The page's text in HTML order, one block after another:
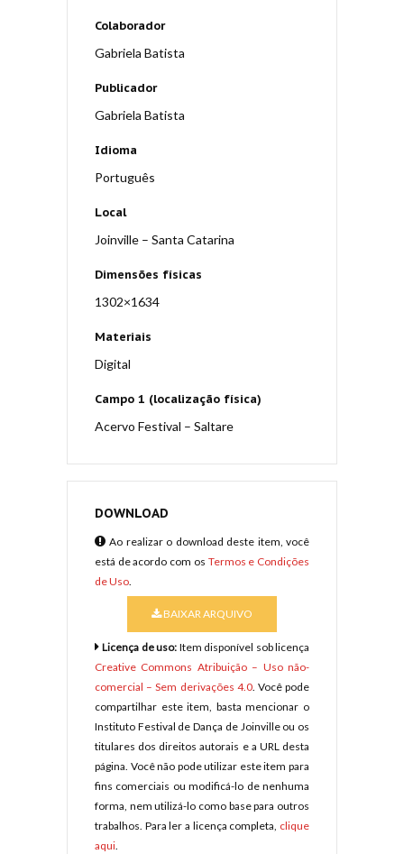
Colaborador
Gabriela Batista
Publicador
Gabriela Batista
Idioma
Português
Local
Joinville – Santa Catarina
Dimensões físicas
1302×1634
Materiais
Digital
Campo 1 (localização física)
Acervo Festival – Saltare
DOWNLOAD
Ao realizar o download deste item, você
está de acordo com os Termos e Condições
de Uso.
BAIXAR ARQUIVO
Licença de uso: Item disponível sob licença
Creative Commons Atribuição – Uso não-
comercial – Sem derivações 4.0. Você pode
compartilhar este item, basta mencionar o
Instituto Festival de Dança de Joinville ou os
titulares dos direitos autorais e a URL desta
página. Você não pode utilizar este item para
fins comerciais ou modificá-lo de nenhuma
forma, nem utilizá-lo como base para outros
trabalhos. Para ler a licença completa, clique
aqui.